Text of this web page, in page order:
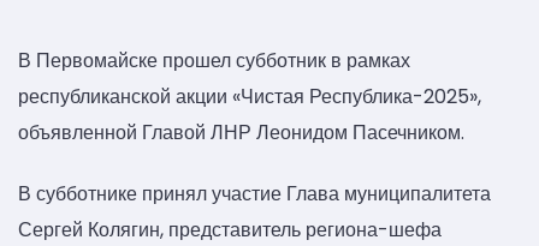
В Первомайске прошел субботник в рамках
республиканской акции «Чистая Республика-2025»,
объявленной Главой ЛНР Леонидом Пасечником.
В субботнике принял участие Глава муниципалитета
Сергей Колягин, представитель региона-шефа